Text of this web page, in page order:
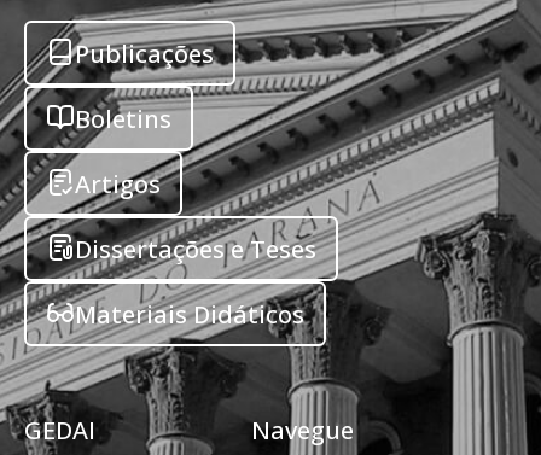
Publicações
Boletins
Artigos
Dissertações e Teses
Materiais Didáticos
GEDAI Navegue